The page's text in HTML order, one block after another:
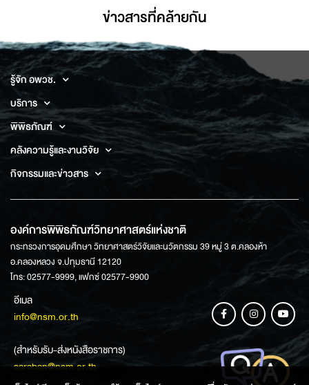
ข่าวสารที่่คล้ายกัน
รู้จัก อพวช.
บริการ
พิพิธภัณฑ์
คลังความรู้และงานวิจัย
กิจกรรมและข่าวสาร
องค์การพิพิธภัณฑ์วิทยาศาสตร์แห่งชาติ
กระทรวงการอุดมศึกษา วิทยาศาสตร์วิจัยและนวัตกรรม 39 หมู่ 3 ต.คลองห้า
อ.คลองหลวง จ.ปทุมธานี 12120
โทร: 02577-9999, แฟกซ์ 02577-9900
อีเมล
info@nsm.or.th
(สำหรับรับ-ส่งหนังสือราชการ)
saraban@nsm.or.th